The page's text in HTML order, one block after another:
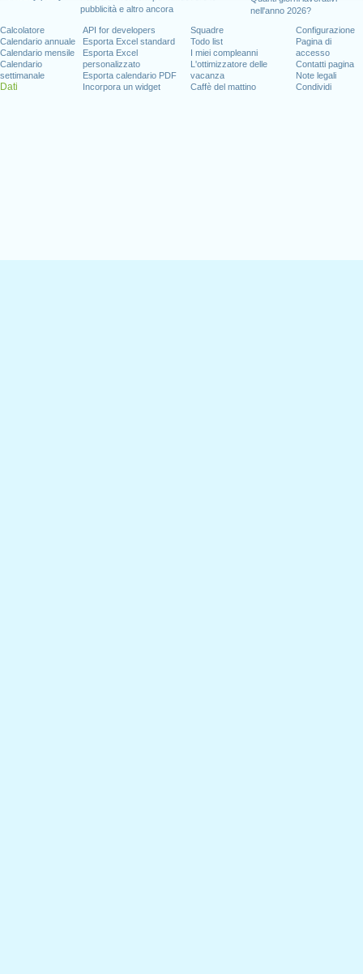
pubblicità e altro ancora
nell'anno 2026?
Calcolatore
Calendario annuale
Calendario mensile
Calendario
settimanale
Dati
API for developers
Esporta Excel standard
Esporta Excel
personalizzato
Esporta calendario PDF
Incorpora un widget
Squadre
Todo list
I miei compleanni
L'ottimizzatore delle
vacanza
Caffè del mattino
Configurazione
Pagina di
accesso
Contatti pagina
Note legali
Condividi